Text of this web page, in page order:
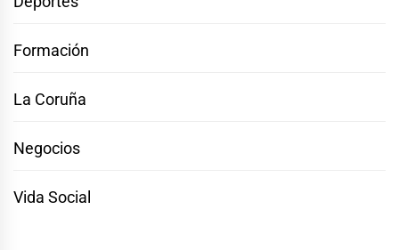
Formación
La Coruña
Negocios
Vida Social